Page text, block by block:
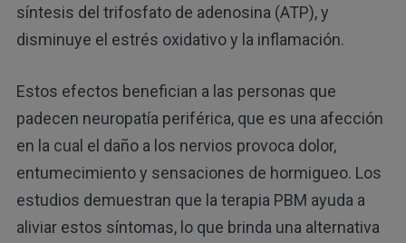
síntesis del trifosfato de adenosina (ATP), y
disminuye el estrés oxidativo y la inflamación.
Estos efectos benefician a las personas que
padecen neuropatía periférica, que es una afección
en la cual el daño a los nervios provoca dolor,
entumecimiento y sensaciones de hormigueo. Los
estudios demuestran que la terapia PBM ayuda a
aliviar estos síntomas, lo que brinda una alternativa